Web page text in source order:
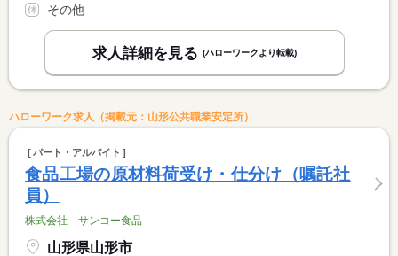
その他
求人詳細を見る (ハローワークより転載)
ハローワーク求人（掲載元：山形公共職業安定所）
パート・アルバイト
食品工場の原材料荷受け・仕分け（嘱託社
員）
株式会社 サンコー食品
山形県山形市